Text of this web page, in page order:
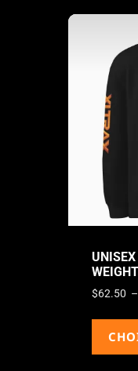
$62.50 –